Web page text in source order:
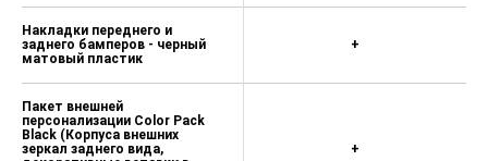
Розетка 12В в центральной
Пакет Winter (Подогрев передних
сидений; Подлокотник водителя;
Противотуманные фары с
Накладки переднего и
заднего бамперов - черный
матовый пластик
Пакет внешней
персонализации Color Pack
Black (Корпуса внешних
зеркал заднего вида,
+
+